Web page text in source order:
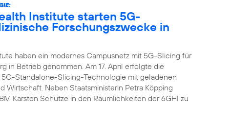
Institute starten 5G-
Forschungszwecke in
haben ein modernes Campusnetz mit 5G-Slicing für
in Betrieb genommen. Am 17. April erfolgte die
Standalone-Slicing-Technologie mit geladenen
Wirtschaft. Neben Staatsministerin Petra Köpping
Karsten Schütze in den Räumlichkeiten der 6GHI zu